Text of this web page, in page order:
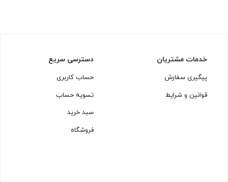
خدمات مشتریان
پیگیری سفارش
قوانین و شرایط
دسترسی سریع
حساب کاربری
تسویه حساب
سبد خرید
فروشگاه